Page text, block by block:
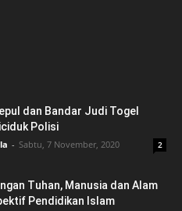
dan Bandar Judi Togel
Polisi
- Sabtu, 7 November, 2020 2
Tuhan, Manusia dan Alam
Pendidikan Islam